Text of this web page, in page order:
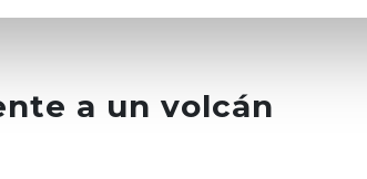
a un volcán